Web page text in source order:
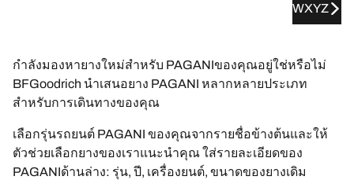
WXYZ
กำลังมองหายางใหม่สำหรับ PAGANIของคุณอยู่ใช่หรือไม่
BFGoodrich นำเสนอยาง PAGANI หลากหลายประเภท
สำหรับการเดินทางของคุณ
เลือกรุ่นรถยนต์ PAGANI ของคุณจากรายชื่อข้างต้นและให้
ตัวช่วยเลือกยางของเราแนะนำคุณ ใส่รายละเอียดของ
PAGANIด้านล่าง: รุ่น, ปี, เครื่องยนต์, ขนาดของยางเดิม